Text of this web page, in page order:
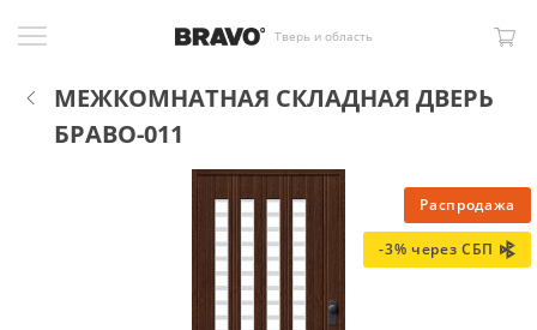
Тверь и область
МЕЖКОМНАТНАЯ СКЛАДНАЯ ДВЕРЬ
БРАВО-011
Распродажа
-3% через СБП